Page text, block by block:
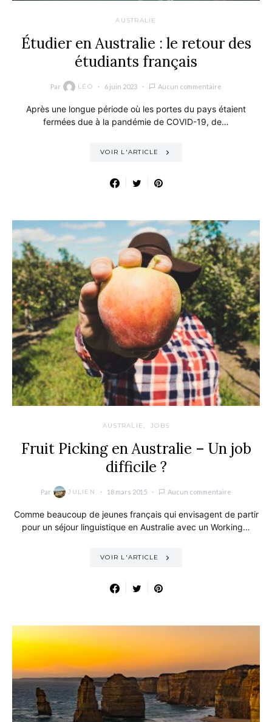
AUSTRALIE
Étudier en Australie : le retour des
étudiants français
Par LÉO 6 juin 2023 Aucun commentaire
Après une longue période où les portes du pays étaient
fermées due à la pandémie de COVID-19, de…
VOIR L'ARTICLE
AUSTRALIE JOBS
Fruit Picking en Australie – Un job
difficile ?
Par JULIEN 18 mars 2015 Aucun commentaire
Comme beaucoup de jeunes français qui envisagent de partir
pour un séjour linguistique en Australie avec un Working…
VOIR L'ARTICLE